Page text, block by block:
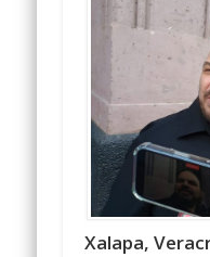
Xalapa,